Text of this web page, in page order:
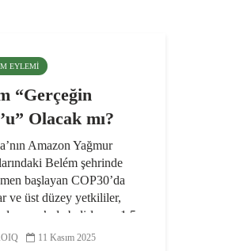
EYLEMI
“Gerçeğin
Olacak mı?
Amazon Yağmur
Belém şehrinde
başlayan COP30’da
ve üst düzey yetkililer,
belirlenen 1,5
ısınma sınırına mümkün
11 Kasım 2025